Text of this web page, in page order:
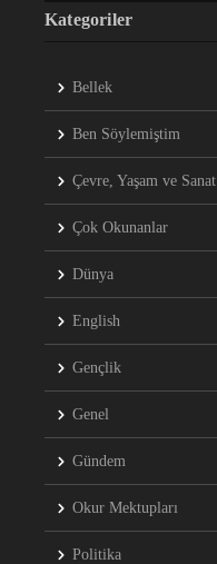
Kategoriler
Bellek
Ben Söylemiştim
Çevre, Yaşam ve Sanat
Çok Okunanlar
Dünya
English
Gençlik
Genel
Gündem
Okur Mektupları
Politika